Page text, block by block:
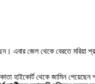
এবার জেল থেকে বেরতে মরিয়া
হাইকোর্ট থেকে জামিন